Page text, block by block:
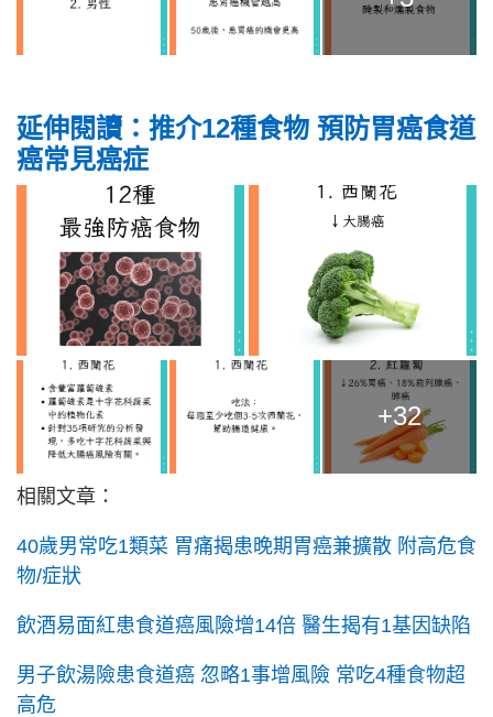
延伸閱讀：推介12種食物 預防胃癌食道
癌常見癌症
+32
相關文章：
40歲男常吃1類菜 胃痛揭患晚期胃癌兼擴散 附高危食
物/症狀
飲酒易面紅患食道癌風險增14倍 醫生揭有1基因缺陷
男子飲湯險患食道癌 忽略1事增風險 常吃4種食物超
高危